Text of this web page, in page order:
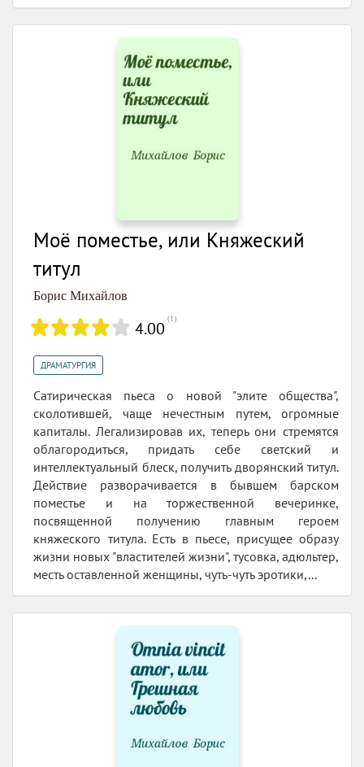
Моё поместье, или Княжеский
титул
Борис Михайлов
4.00 (1)
ДРАМАТУРГИЯ
Сатирическая пьеса о новой "элите общества",
сколотившей, чаще нечестным путем, огромные
капиталы. Легализировав их, теперь они стремятся
облагородиться, придать себе светский и
интеллектуальный блеск, получить дворянский титул.
Действие разворачивается в бывшем барском
поместье и на торжественной вечеринке,
посвященной получению главным героем
княжеского титула. Есть в пьесе, присущее образу
жизни новых "властителей жизни", тусовка, адюльтер,
месть оставленной женщины, чуть-чуть эротики,...